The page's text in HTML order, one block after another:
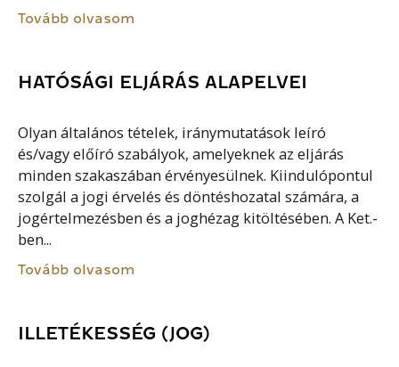
Tovább olvasom
HATÓSÁGI ELJÁRÁS ALAPELVEI
Olyan általános tételek, iránymutatások leíró
és/vagy előíró szabályok, amelyeknek az eljárás
minden szakaszában érvényesülnek. Kiindulópontul
szolgál a jogi érvelés és döntéshozatal számára, a
jogértelmezésben és a joghézag kitöltésében. A Ket.-
ben...
Tovább olvasom
ILLETÉKESSÉG (JOG)